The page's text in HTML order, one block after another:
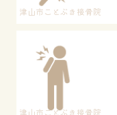
津山市ことぶき接骨院
津山市ことぶき接骨院